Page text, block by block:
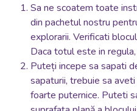
Sa ne scoatem toate
din pachetul nostru
explorarii. Verificati
Daca totul este in
Puteți incepe sa sapati
sapaturii, trebuie sa
foarte puternice. Puteti